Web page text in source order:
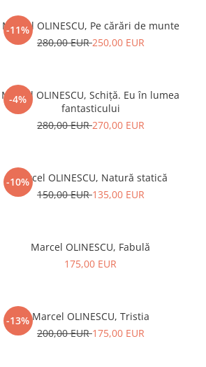
-11%
Marcel OLINESCU, Pe cărări de munte
280,00 EUR250,00 EUR
-4%
Marcel OLINESCU, Schiță. Eu în lumea
fantasticului
280,00 EUR270,00 EUR
-10%
Marcel OLINESCU, Natură statică
150,00 EUR135,00 EUR
Marcel OLINESCU, Fabulă
175,00 EUR
-13% Marcel OLINESCU, Tristia
200,00 EUR175,00 EUR